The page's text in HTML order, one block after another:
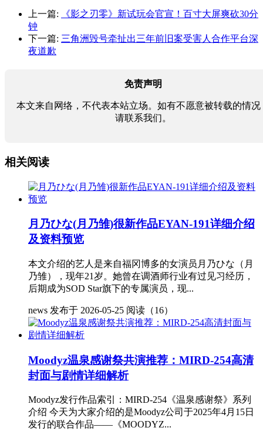
上一篇:
《影之刃零》新试玩会官宣！百寸大屏爽砍30分
钟
下一篇: 三角洲毁号牵扯出三年前旧案受害人合作平台深
夜道歉
免责声明
本文来自网络，不代表本站立场。如有不愿意被转载的情况
请联系我们。
相关阅读
月乃ひな(月乃雏)很新作品EYAN-191详细介绍
及资料预览
本文介绍的艺人是来自福冈博多的女演员月乃ひな（月
乃雏），现年21岁。她曾在调酒师行业有过见习经历，
后期成为SOD Star旗下的专属演员，现...
news 发布于 2026-05-25 阅读（16）
Moodyz温泉感谢祭共演推荐：MIRD-254高清
封面与剧情详细解析
Moodyz发行作品索引：MIRD-254《温泉感谢祭》系列
介绍 今天为大家介绍的是Moodyz公司于2025年4月15日
发行的联合作品——《MOODYZ...